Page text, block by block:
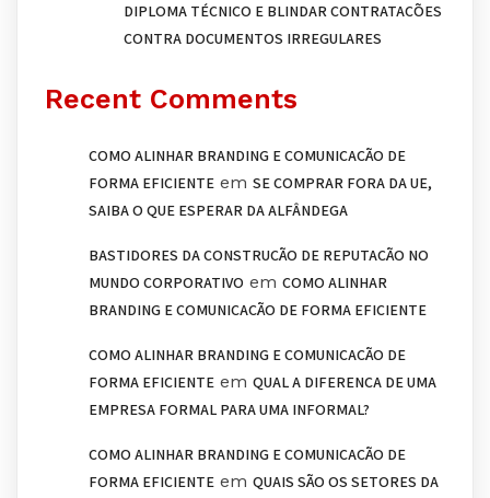
DIPLOMA TÉCNICO E BLINDAR CONTRATAÇÕES
CONTRA DOCUMENTOS IRREGULARES
Recent Comments
COMO ALINHAR BRANDING E COMUNICAÇÃO DE
FORMA EFICIENTE em SE COMPRAR FORA DA UE,
SAIBA O QUE ESPERAR DA ALFÂNDEGA
BASTIDORES DA CONSTRUÇÃO DE REPUTAÇÃO NO
MUNDO CORPORATIVO em COMO ALINHAR
BRANDING E COMUNICAÇÃO DE FORMA EFICIENTE
COMO ALINHAR BRANDING E COMUNICAÇÃO DE
FORMA EFICIENTE em QUAL A DIFERENÇA DE UMA
EMPRESA FORMAL PARA UMA INFORMAL?
COMO ALINHAR BRANDING E COMUNICAÇÃO DE
FORMA EFICIENTE em QUAIS SÃO OS SETORES DA